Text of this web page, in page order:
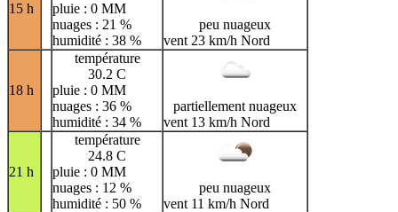
15 h
pluie : 0 MM
nuages : 21 %
humidité : 38 %
peu nuageux
vent 23 km/h Nord
18 h
température
30.2 C
pluie : 0 MM
nuages : 36 %
humidité : 34 %
partiellement nuageux
vent 13 km/h Nord
21 h
température
24.8 C
pluie : 0 MM
nuages : 12 %
humidité : 50 %
peu nuageux
vent 11 km/h Nord